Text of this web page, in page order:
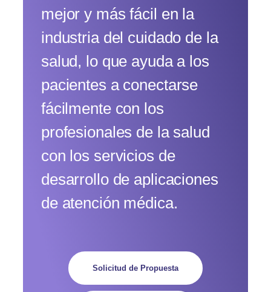
mejor y más fácil en la
industria del cuidado de la
salud, lo que ayuda a los
pacientes a conectarse
fácilmente con los
profesionales de la salud
con los servicios de
desarrollo de aplicaciones
de atención médica.
Solicitud de Propuesta